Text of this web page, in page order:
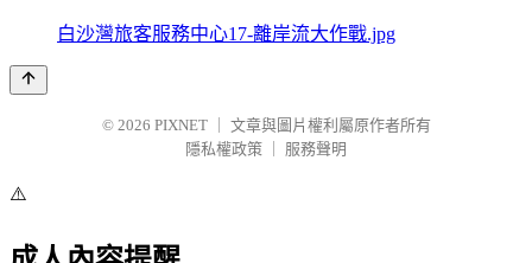
白沙灣旅客服務中心17-離岸流大作戰.jpg
© 2026 PIXNET
文章與圖片權利屬原作者所有
隱私權政策
服務聲明
⚠️